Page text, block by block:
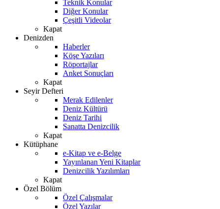
Teknik Konular
Diğer Konular
Çeşitli Videolar
Kapat
Denizden
Haberler
Köşe Yazıları
Röportajlar
Anket Sonuçları
Kapat
Seyir Defteri
Merak Edilenler
Deniz Kültürü
Deniz Tarihi
Sanatta Denizcilik
Kapat
Kütüphane
e-Kitap ve e-Belge
Yayınlanan Yeni Kitaplar
Denizcilik Yazılımları
Kapat
Özel Bölüm
Özel Çalışmalar
Özel Yazılar